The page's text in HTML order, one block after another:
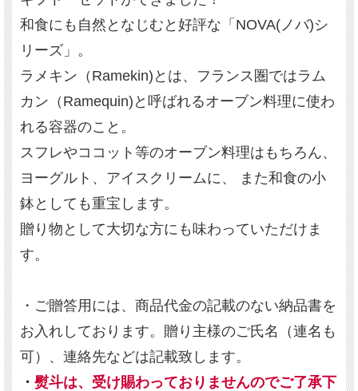
和食にも自然となじむと好評な「NOVA(ノバ)シ
リーズ」。
ラメキン（Ramekin)とは、フランス圏ではラム
カン（Ramequin)と呼ばれるオーブン料理に使わ
れる容器のこと。
スフレやココット等のオーブン料理はもちろん、
ヨーグルト、アイスクリームに、 また和食の小
鉢としても重宝します。
贈り物として大切な方にも味わっていただけま
す。
・ご贈答用には、商品代金の記載のない納品書を
お入れしております。贈り主様のご氏名（連名も
可）、連絡先などは記載致します。
・ 熨斗は、受け賜わっておりませんのでご了承下